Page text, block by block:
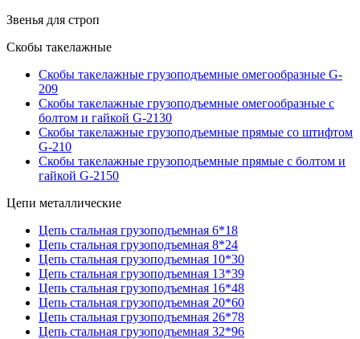
Звенья для строп
Скобы такелажные
Скобы такелажные грузоподъемные омегообразные G-
209
Скобы такелажные грузоподъемные омегообразные с
болтом и гайкой G-2130
Скобы такелажные грузоподъемные прямые со штифтом
G-210
Скобы такелажные грузоподъемные прямые с болтом и
гайкой G-2150
Цепи металлические
Цепь стальная грузоподъемная 6*18
Цепь стальная грузоподъемная 8*24
Цепь стальная грузоподъемная 10*30
Цепь стальная грузоподъемная 13*39
Цепь стальная грузоподъемная 16*48
Цепь стальная грузоподъемная 20*60
Цепь стальная грузоподъемная 26*78
Цепь стальная грузоподъемная 32*96